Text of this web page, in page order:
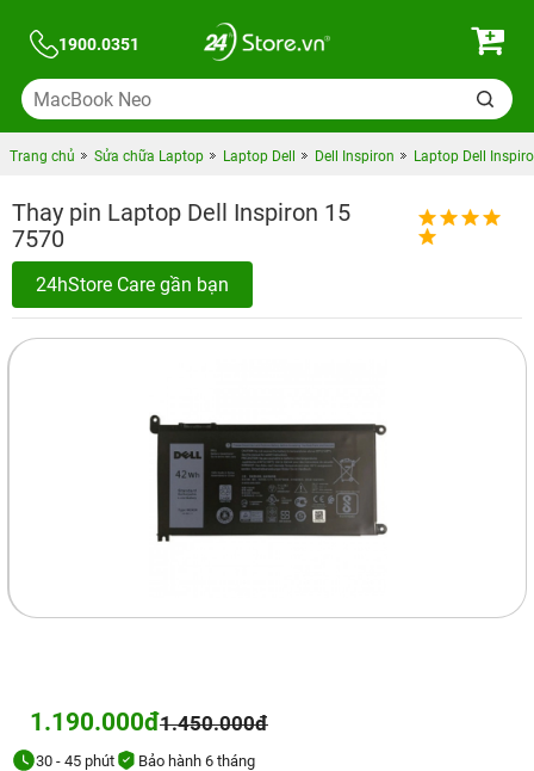
1900.0351
Trang chủ Sửa chữa Laptop Laptop Dell Dell Inspiron Laptop Dell
Thay pin Laptop Dell Inspiron 15
7570
24hStore Care gần bạn
1.190.000đ1.450.000đ
30 - 45 phút Bảo hành 6 tháng